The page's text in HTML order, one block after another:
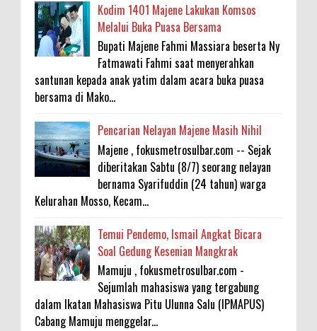
Kodim 1401 Majene Lakukan Komsos
Melalui Buka Puasa Bersama
Bupati Majene Fahmi Massiara beserta Ny
Fatmawati Fahmi saat menyerahkan
santunan kepada anak yatim dalam acara buka puasa
bersama di Mako...
Pencarian Nelayan Majene Masih Nihil
Majene , fokusmetrosulbar.com -- Sejak
diberitakan Sabtu (8/7) seorang nelayan
bernama Syarifuddin (24 tahun) warga
Kelurahan Mosso, Kecam...
Temui Pendemo, Ismail Angkat Bicara
Soal Gedung Kesenian Mangkrak
Mamuju , fokusmetrosulbar.com -
Sejumlah mahasiswa yang tergabung
dalam Ikatan Mahasiswa Pitu Ulunna Salu (IPMAPUS)
Cabang Mamuju menggelar...